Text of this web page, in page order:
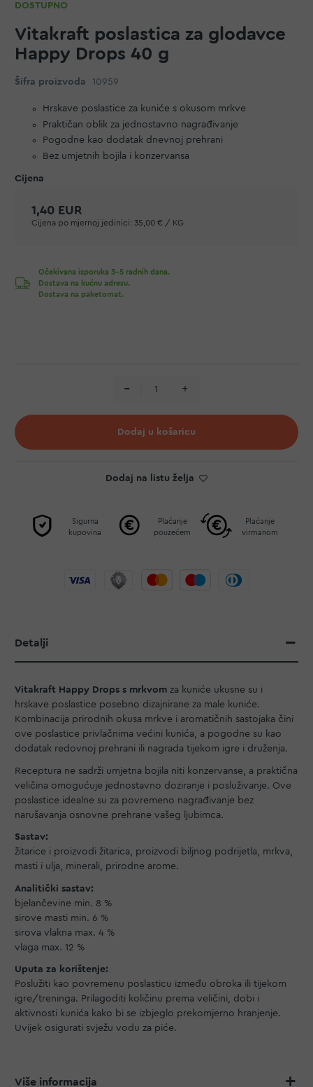
DOSTUPNO
Vitakraft poslastica za glodavce
Happy Drops 40 g
Šifra proizvoda 10959
Hrskave poslastice za kuniće s okusom mrkve
Praktičan oblik za jednostavno nagrađivanje
Pogodne kao dodatak dnevnoj prehrani
Bez umjetnih bojila i konzervansa
1,40 EUR
Cijena po mjernoj jedinici: 35,00 € / KG
Očekivana isporuka 3-5 radnih dana.
Dostava na kućnu adresu.
Dostava na paketomat.
Dodaj u košaricu
Dodaj na listu želja
Sigurna
kupovina
Plaćanje
pouzećem
Plaćanje
virmanom
Detalji
Vitakraft Happy Drops s mrkvom za kuniće ukusne su i
hrskave poslastice posebno dizajnirane za male kuniće.
Kombinacija prirodnih okusa mrkve i aromatičnih sastojaka čini
ove poslastice privlačnima većini kunića, a pogodne su kao
dodatak redovnoj prehrani ili nagrada tijekom igre i druženja.
Receptura ne sadrži umjetna bojila niti konzervanse, a praktična
veličina omogućuje jednostavno doziranje i posluživanje. Ove
poslastice idealne su za povremeno nagrađivanje bez
narušavanja osnovne prehrane vašeg ljubimca.
Sastav:
žitarice i proizvodi žitarica, proizvodi biljnog podrijetla, mrkva,
masti i ulja, minerali, prirodne arome.
Analitički sastav:
bjelančevine min. 8 %
sirove masti min. 6 %
sirova vlakna max. 4 %
vlaga max. 12 %
Uputa za korištenje:
Poslužiti kao povremenu poslasticu između obroka ili tijekom
igre/treninga. Prilagoditi količinu prema veličini, dobi i
aktivnosti kunića kako bi se izbjeglo prekomjerno hranjenje.
Uvijek osigurati svježu vodu za piće.
Više informacija